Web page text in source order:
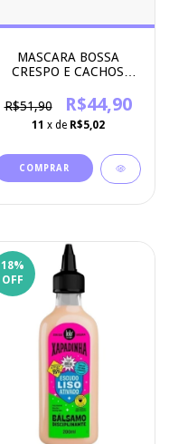
MASCARA BOSSA
CRESPO E CACHOS
COSMETICS
R$51,90 R$44,90
11 x de R$5,02
18%
OFF